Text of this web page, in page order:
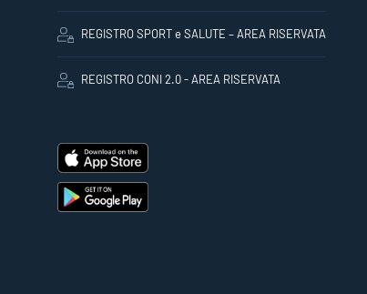
REGISTRO SPORT e SALUTE – AREA RISERVATA
REGISTRO CONI 2.0 - AREA RISERVATA